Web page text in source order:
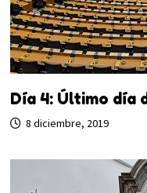
Día 4: Último día
8 diciembre, 2019